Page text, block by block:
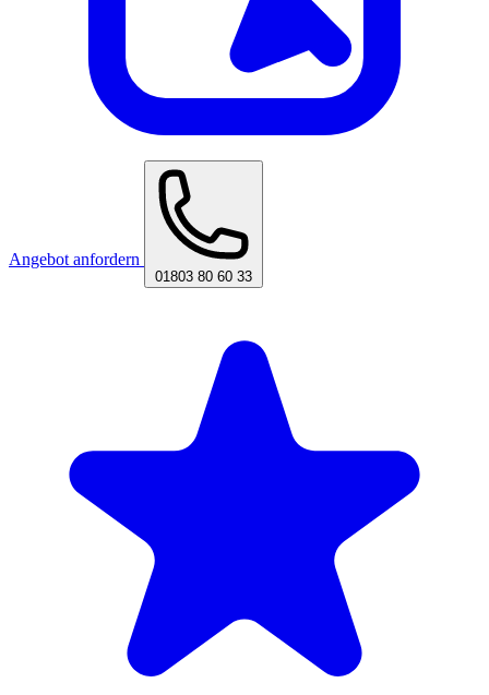
Angebot anfordern
01803 80 60 33